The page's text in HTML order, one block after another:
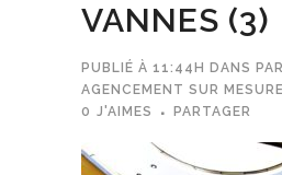
VANNES (3)
PUBLIÉ À 11:44H DANS PAR
AGENCEMENT SUR
0 J'AIMES PARTAGER